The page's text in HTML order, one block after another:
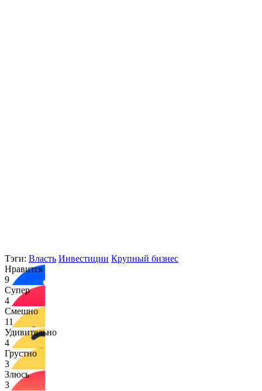
Тэги: Власть Инвестиции Крупный бизнес
Нравится
9
Супер
4
Смешно
11
Удивительно
4
Грустно
3
Злюсь
3